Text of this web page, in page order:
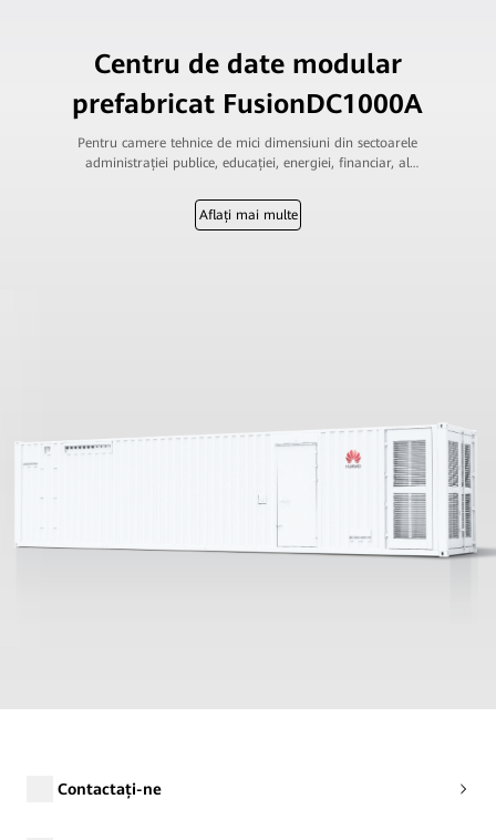
Centru de date modular
prefabricat FusionDC1000A
Pentru camere tehnice de mici dimensiuni din sectoarele
administrației publice, educației, energiei, financiar, al
Aflați mai multe
Contactați-ne